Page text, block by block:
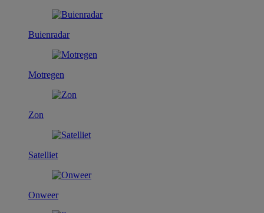
Buienradar
Motregen
Zon
Satelliet
Onweer